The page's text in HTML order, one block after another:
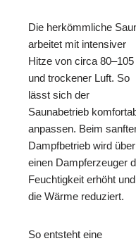
Die herkömmliche
arbeitet mit intensiver
Hitze von circa 80–105
und trockener Luft. So
lässt sich der
Saunabetrieb
anpassen. Beim
Dampfbetrieb wird über
einen Dampferzeuger
Feuchtigkeit erhöht und
die Wärme reduziert.
So entsteht eine